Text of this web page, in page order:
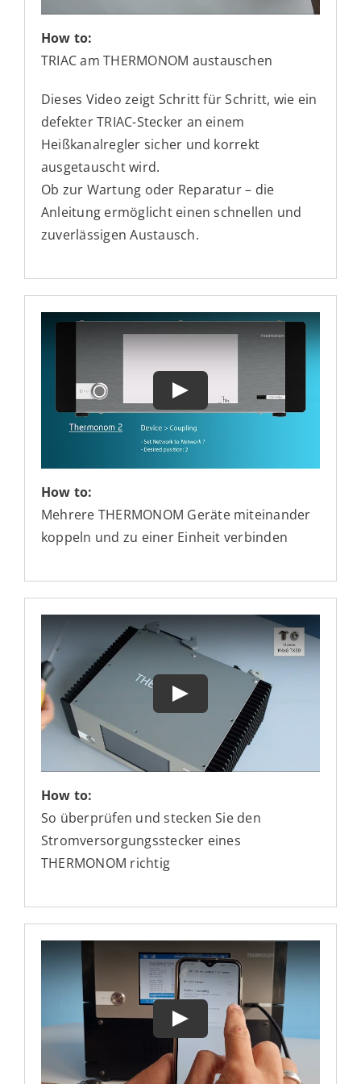
How to:
TRIAC am THERMONOM austauschen
Dieses Video zeigt Schritt für Schritt, wie ein
defekter TRIAC-Stecker an einem
Heißkanalregler sicher und korrekt
ausgetauscht wird.
Ob zur Wartung oder Reparatur – die
Anleitung ermöglicht einen schnellen und
zuverlässigen Austausch.
How to:
Mehrere THERMONOM Geräte miteinander
koppeln und zu einer Einheit verbinden
How to:
So überprüfen und stecken Sie den
Stromversorgungsstecker eines
THERMONOM richtig